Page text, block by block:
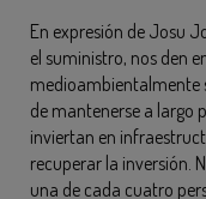
En expresión de Josu
el suministro, nos den
medioambientalmente
de mantenerse a largo
inviertan en
recuperar la inversión.
una de cada cuatro